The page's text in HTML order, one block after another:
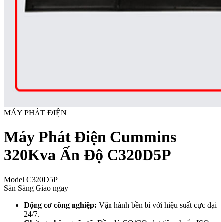
MÁY PHÁT ĐIỆN
Máy Phát Điện Cummins
320Kva Ấn Độ C320D5P
Model C320D5P
Sẵn Sàng Giao ngay
Động cơ công nghiệp: Vận hành bền bỉ với hiệu suất cực đại
24/7.